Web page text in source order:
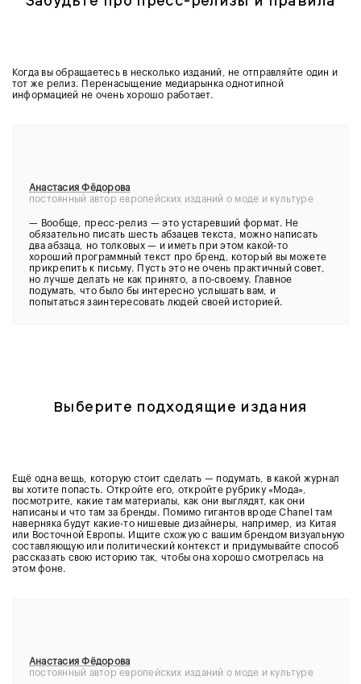
Когда вы обращаетесь в несколько изданий, не отправляйте один и
тот же релиз. Перенасыщение медиарынка однотипной
информацией не очень хорошо работает.
Анастасия Фёдорова
постоянный автор европейских изданий о моде и культуре
— Вообще, пресс-релиз — это устаревший формат. Не
обязательно писать шесть абзацев текста, можно написать
два абзаца, но толковых — и иметь при этом какой-то
хороший программный текст про бренд, который вы можете
прикрепить к письму. Пусть это не очень практичный совет,
но лучше делать не как принято, а по-своему. Главное
подумать, что было бы интересно услышать вам, и
попытаться заинтересовать людей своей историей.
Выберите подходящие издания
Ещё одна вещь, которую стоит сделать — подумать, в какой журнал
вы хотите попасть. Откройте его, откройте рубрику «Мода»,
посмотрите, какие там материалы, как они выглядят, как они
написаны и что там за бренды. Помимо гигантов вроде Chanel там
наверняка будут какие-то нишевые дизайнеры, например, из Китая
или Восточной Европы. Ищите схожую с вашим брендом визуальную
составляющую или политический контекст и придумывайте способ
рассказать свою историю так, чтобы она хорошо смотрелась на
этом фоне.
Анастасия Фёдорова
постоянный автор европейских изданий о моде и культуре